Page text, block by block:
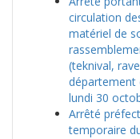
circulation
matériel de
(teknival,
département
lundi 30
Arrêté
temporaire